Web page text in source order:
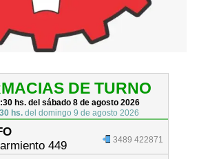
DE TURNO
hs. del sábado 8 de agosto 2026
hs. del domingo 9 de agosto 2026
449
3489 422871